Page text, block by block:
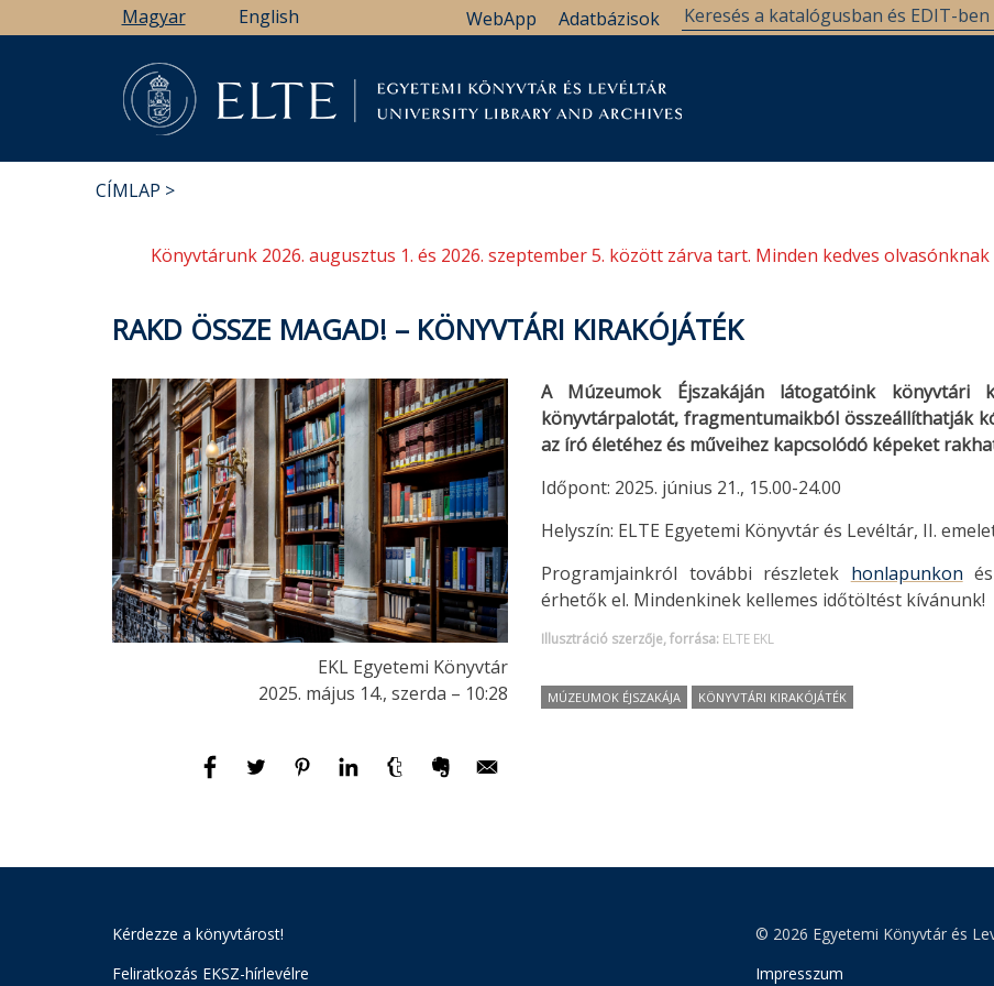
a
Magyar English Adatbázisok
WebApp
CÍMLAP
Könyvtárunk 2026. augusztus 1. és 2026. szeptember 5. között zárva tart. Minden kedves
RAKD ÖSSZE MAGAD! – KÖNYVTÁRI KIRAKÓJÁTÉK
EKL Egyetemi Könyvtár
2025. május 14., szerda – 10:28
A Múzeumok Éjszakáján látogatóink könyvtári
könyvtárpalotát, fragmentumaikból összeállíthatják
az író életéhez és műveihez kapcsolódó képeket
Időpont: 2025. június 21., 15.00-24.00
Helyszín: ELTE Egyetemi Könyvtár és Levéltár, II.
Programjainkról további részletek honlapunkon
érhetők el. Mindenkinek kellemes időtöltést kívánunk!
Illusztráció szerzője, forrása: ELTE EKL
MÚZEUMOK ÉJSZAKÁJA KÖNYVTÁRI KIRAKÓJÁTÉK
Kérdezze a könyvtárost!
Feliratkozás EKSZ-hírlevélre
© 2026 Egyetemi Könyvtár és
Impresszum